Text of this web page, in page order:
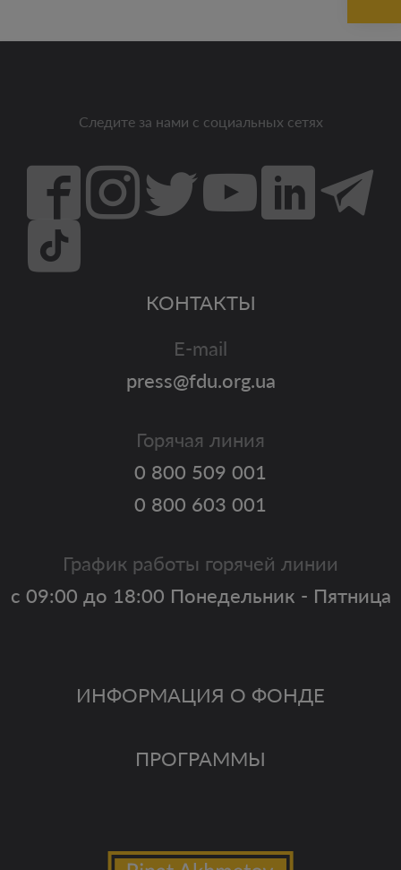
Следите за нами с социальных сетях
ИНФОРМАЦИЯ О ФОНДЕ
ПРОГРАММЫ
КОНТАКТЫ
E-mail
press@fdu.org.ua
Горячая линия
0 800 509 001
0 800 603 001
График работы горячей линии
с 09:00 до 18:00 Понедельник - Пятница